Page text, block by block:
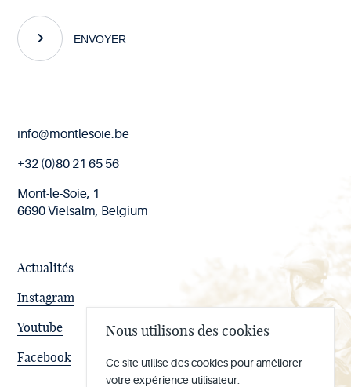
ENVOYER
Fin
page
info@montlesoie.be
+32 (0)80 21 65 56
Mont-le-Soie, 1
6690 Vielsalm, Belgium
Facebook
Youtube
Instagram
Actualités
Nous utilisons des cookies
Ce site utilise des cookies pour améliorer
votre expérience utilisateur.